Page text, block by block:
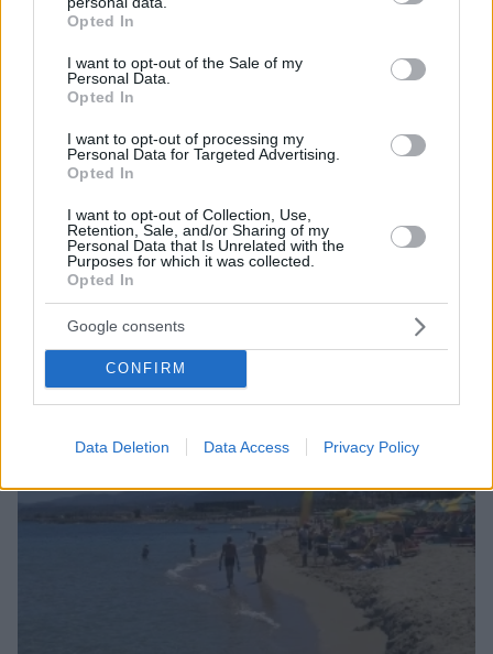
grant or deny consent to Google and its third-party tags to
use your data for below specified purposes in below Google
consent section.
Opted In
I want to opt-out of the Sale of my
Personal Data.
Opted In
I want to opt-out of processing my
Personal Data for Targeted Advertising.
Opted In
I want to opt-out of Collection, Use,
Retention, Sale, and/or Sharing of my
Personal Data that Is Unrelated with the
Purposes for which it was collected.
Opted In
Google consents
CONFIRM
Data Deletion Data Access Privacy Policy
Κόπωση της Wall Street μετά τα ρεκόρ εν μέσω
αβεβαιότητας για το Ιράν, το πετρέλαιο και τη Fed
ΔΕΙΤΕ ΟΛΕΣ ΤΙΣ ΕΙΔΗΣΕΙΣ
ΤΑ ΠΙΟ ΔΗΜΟΦΙΛΗ